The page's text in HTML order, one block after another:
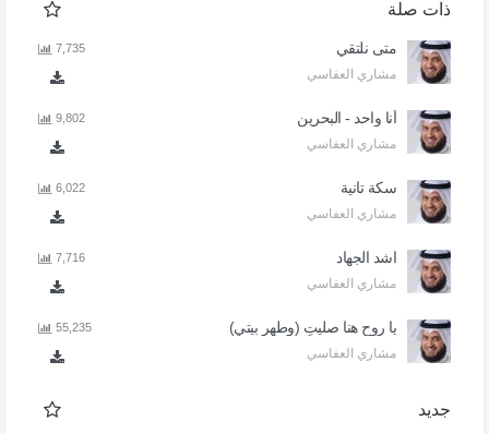
ذات صلة
متى نلتقي
مشاري العفاسي
7,735
أنا واحد - البحرين
مشاري العفاسي
9,802
سكة تانية
مشاري العفاسي
6,022
اشد الجهاد
مشاري العفاسي
7,716
يا روح هنا صليتِ (وطهر بيتي)
مشاري العفاسي
55,235
جديد